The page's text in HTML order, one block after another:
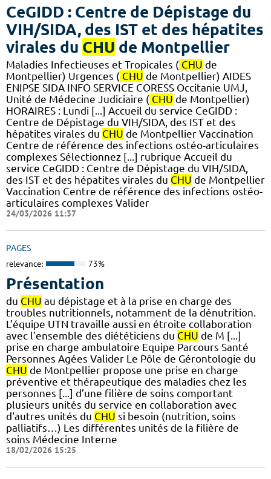
CeGIDD : Centre de Dépistage du
VIH/SIDA, des IST et des hépatites
virales du CHU de Montpellier
Maladies Infectieuses et Tropicales ( CHU de
Montpellier) Urgences ( CHU de Montpellier) AIDES
ENIPSE SIDA INFO SERVICE CORESS Occitanie UMJ,
Unité de Médecine Judiciaire ( CHU de Montpellier)
HORAIRES : Lundi [...] Accueil du service CeGIDD :
Centre de Dépistage du VIH/SIDA, des IST et des
hépatites virales du CHU de Montpellier Vaccination
Centre de référence des infections ostéo-articulaires
complexes Sélectionnez [...] rubrique Accueil du
service CeGIDD : Centre de Dépistage du VIH/SIDA,
des IST et des hépatites virales du CHU de Montpellier
Vaccination Centre de référence des infections ostéo-
articulaires complexes Valider
24/03/2026 11:37
PAGES
relevance: 73%
Présentation
du CHU au dépistage et à la prise en charge des
troubles nutritionnels, notamment de la dénutrition.
L’équipe UTN travaille aussi en étroite collaboration
avec l’ensemble des diététiciens du CHU de M [...]
prise en charge ambulatoire Equipe Parcours Santé
Personnes Agées Valider Le Pôle de Gérontologie du
CHU de Montpellier propose une prise en charge
préventive et thérapeutique des maladies chez les
personnes [...] d’une filière de soins comportant
plusieurs unités du service en collaboration avec
d'autres unités du CHU si besoin (nutrition, soins
palliatifs…) Les différentes unités de la filière de
soins Médecine Interne
18/02/2026 15:25